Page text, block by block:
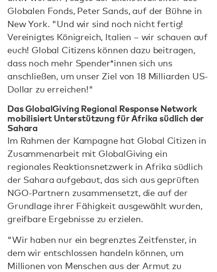
Globalen Fonds, Peter Sands, auf der Bühne in
New York. "Und wir sind noch nicht fertig!
Vereinigtes Königreich, Italien – wir schauen auf
euch! Global Citizens können dazu beitragen,
dass noch mehr Spender*innen sich uns
anschließen, um unser Ziel von 18 Milliarden US-
Dollar zu erreichen!"
Das GlobalGiving Regional Response Network
mobilisiert Unterstützung für Afrika südlich der
Sahara
Im Rahmen der Kampagne hat Global Citizen in
Zusammenarbeit mit GlobalGiving ein
regionales Reaktionsnetzwerk in Afrika südlich
der Sahara aufgebaut, das sich aus geprüften
NGO-Partnern zusammensetzt, die auf der
Grundlage ihrer Fähigkeit ausgewählt wurden,
greifbare Ergebnisse zu erzielen.
"Wir haben nur ein begrenztes Zeitfenster, in
dem wir entschlossen handeln können, um
Millionen von Menschen aus der Armut zu